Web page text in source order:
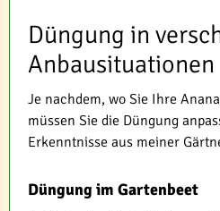
Düngung in
Anbausituationen
Je nachdem, wo Sie Ihre
müssen Sie die Düngung
Erkenntnisse aus meiner
Düngung im Gartenbeet